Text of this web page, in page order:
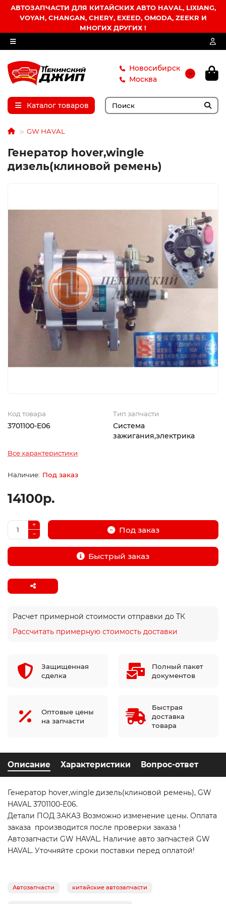
АВТОЗАПЧАСТИ ДЛЯ КИТАЙСКИХ АВТО HAVAL, LIXIANG,
VOYAH, CHANGAN, CHERY, EXEED, OMODA, ZEEKR И
МНОГИХ ДРУГИХ !
Новосибирск
Москва
Каталог товаров
GW HAVAL
Генератор hover,wingle
дизель(клиновой ремень)
Код товара
3701100-E06
Тип запчасти
Система
зажигания,электрика
Все характеристики
Под заказ
14100р.
Под заказ
Быстрый заказ
Расчет примерной стоимости отправки до ТК
Рассчитать примерную стоимость доставки
Защищенная
сделка
Полный пакет
документов
Оптовые цены
на запчасти
Быстрая
доставка
товара
Описание Характеристики Вопрос-ответ
Генератор hover,wingle дизель(клиновой ремень), GW
HAVAL 3701100-E06.
Детали ПОД ЗАКАЗ Возможно изменение цены. Оплата
заказа производится после проверки заказа !
Автозапчасти GW HAVAL. Наличие авто запчастей GW
HAVAL. Уточняйте сроки поставки перед оплатой!
Автозапчасти китайские автозапчасти